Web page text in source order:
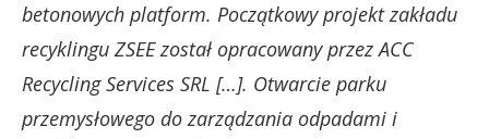
betonowych platform. Początkowy projekt zakładu
recyklingu ZSEE został opracowany przez ACC
Recycling Services SRL […]. Otwarcie parku
przemysłowego do zarządzania odpadami i